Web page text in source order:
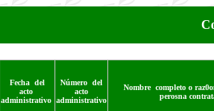
Fecha del
acto
administrativo
Número del
acto
administrativo
Nombre completo o
perosna